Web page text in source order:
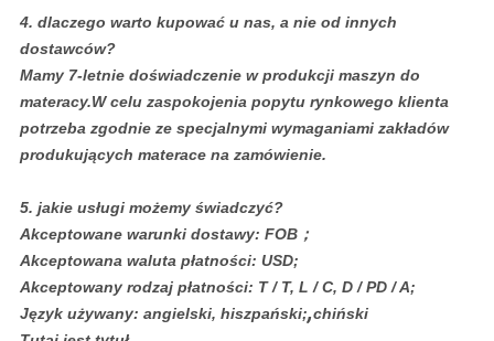
4. dlaczego warto kupować u nas, a nie od innych
dostawców?
Mamy 7-letnie doświadczenie w produkcji maszyn do
materacy.W celu zaspokojenia popytu rynkowego klienta
potrzeba zgodnie ze specjalnymi wymaganiami zakładów
produkujących materace na zamówienie.
5. jakie usługi możemy świadczyć?
Akceptowane warunki dostawy: FOB；
Akceptowana waluta płatności: USD;
Akceptowany rodzaj płatności: T / T, L / C, D / PD / A;
Język używany: angielski, hiszpański;,chiński